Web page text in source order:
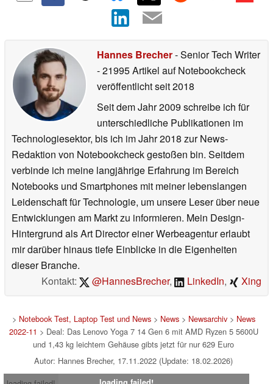
Hannes Brecher- Senior Tech Writer
- 21995 Artikel auf Notebookcheck
veröffentlichtseit 2018
Seit dem Jahr 2009 schreibe ich für
unterschiedliche Publikationen im
Technologiesektor, bis ich im Jahr 2018 zur News-
Redaktion von Notebookcheck gestoßen bin. Seitdem
verbinde ich meine langjährige Erfahrung im Bereich
Notebooks und Smartphones mit meiner lebenslangen
Leidenschaft für Technologie, um unsere Leser über neue
Entwicklungen am Markt zu informieren. Mein Design-
Hintergrund als Art Director einer Werbeagentur erlaubt
mir darüber hinaus tiefe Einblicke in die Eigenheiten
dieser Branche.
Kontakt:
@HannesBrecher, LinkedIn, Xing
> Notebook Test, Laptop Test und News> News> Newsarchiv> News
2022-11 > Deal: Das Lenovo Yoga 7 14 Gen 6 mit AMD Ryzen 5 5600U
und 1,43 kg leichtem Gehäuse gibts jetzt für nur 629 Euro
Autor: Hannes Brecher, 17.11.2022 (Update: 18.02.2026)